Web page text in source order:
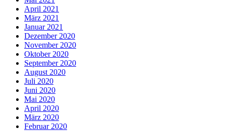
April 2021
März 2021
Januar 2021
Dezember 2020
November 2020
Oktober 2020
September 2020
August 2020
Juli 2020
Juni 2020
Mai 2020
April 2020
März 2020
Februar 2020